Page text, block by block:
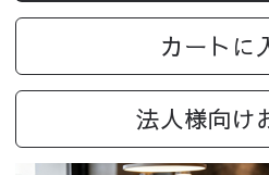
カートに
法人様向け